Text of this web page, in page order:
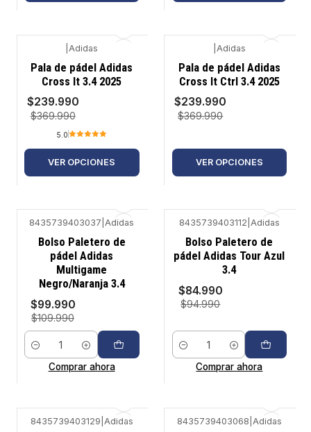
-35%
|Adidas
Pala de pádel Adidas
Cross It 3.4 2025
$239.990
$369.990
5.0
VER OPCIONES
-35%
Adidas
Pala de pádel Adidas
Cross It Ctrl 3.4 2025
$239.990
$369.990
VER OPCIONES
-9%
8435739403037 |Adidas
Bolso Paletero de
pádel Adidas
Multigame
Negro/Naranja 3.4
$99.990
$109.990
Cantidad
Comprar ahora
-11%
8435739403112 Adidas
Bolso Paletero de
pádel Adidas Tour Azul
3.4
$84.990
$94.990
Cantidad
Comprar ahora
8435739403129 Adidas 8435739403068 Adidas